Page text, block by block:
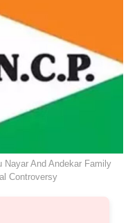
And Andekar Family
Controversy